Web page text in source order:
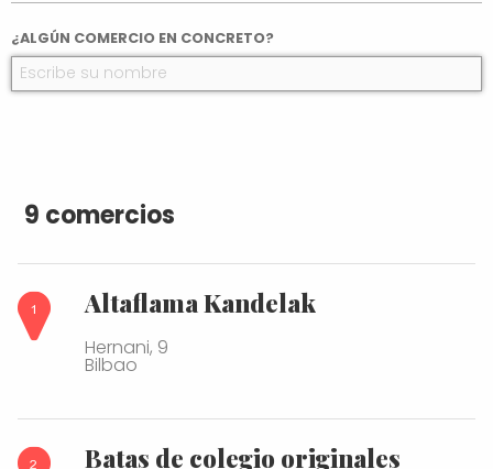
Deusto
Hiru Auzo
Otxarkoaga
Abusu
Otros
Joyería y Platería
Librerías y Papelerías
¿ALGÚN COMERCIO EN CONCRETO?
9 comercios
Altaflama Kandelak
Hernani, 9
Bilbao
Batas de colegio originales